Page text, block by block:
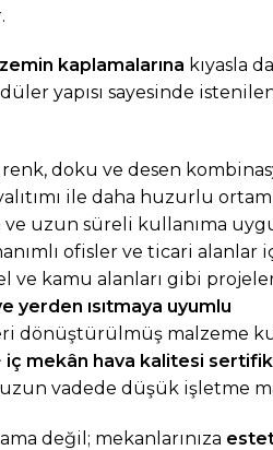
kaplamalarına kıyasla
yapısı sayesinde
renk, doku ve desen
ile daha huzurlu
uzun süreli kullanıma
ofisler ve ticari alanlar
ve kamu alanları gibi
yerden ısıtmaya uyumlu
dönüştürülmüş malzeme
iç mekân hava kalitesi
vadede düşük işletme
değil; mekanlarınıza